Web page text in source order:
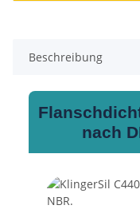
Beschreibung
nach